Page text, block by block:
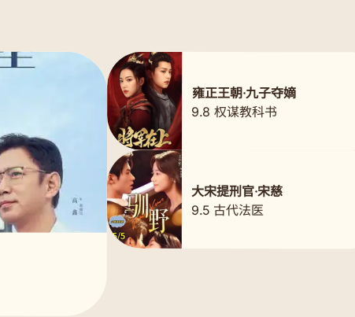
雍正王朝·九子夺嫡
9.8 权谋教科书
大宋提刑官·宋慈
9.5 古代法医